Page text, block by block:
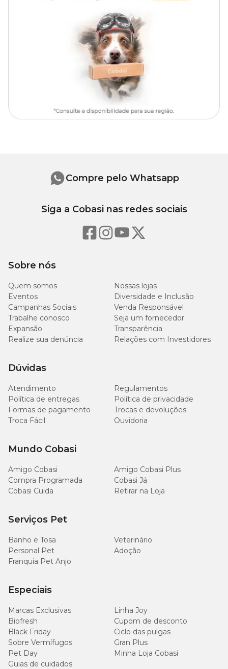
Sobre nós
Quem somos
Nossas lojas
Eventos
Diversidade e Inclusão
Campanhas Sociais
Venda Responsável
Trabalhe conosco
Seja um fornecedor
Expansão
Transparência
Realize sua denúncia
Relações com Investidores
Dúvidas
Atendimento
Regulamentos
Política de entregas
Política de privacidade
Formas de pagamento
Trocas e devoluções
Troca Fácil
Ouvidoria
Mundo Cobasi
Amigo Cobasi
Amigo Cobasi Plus
Compra Programada
Cobasi Já
Cobasi Cuida
Retirar na Loja
Serviços Pet
Banho e Tosa
Veterinário
Personal Pet
Adoção
Franquia Pet Anjo
Especiais
Marcas Exclusivas
Linha Joy
Biofresh
Cupom de desconto
Black Friday
Ciclo das pulgas
Sobre Vermífugos
Gran Plus
Pet Day
Minha Loja Cobasi
Guias de cuidados
Compre pelo Whatsapp
Siga a Cobasi nas redes sociais